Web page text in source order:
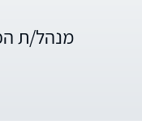
מנהל/ת